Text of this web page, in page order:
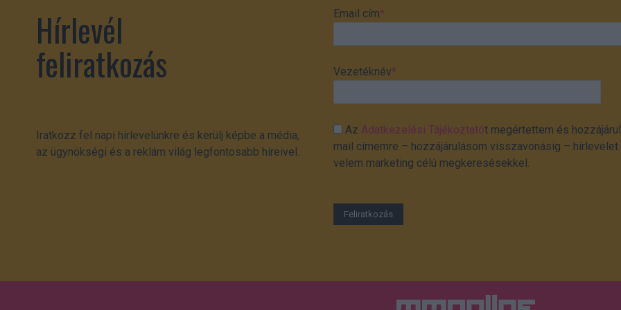
Hírlevél
feliratkozás
Iratkozz fel napi hírlevelünkre és kerülj képbe a média,
az ügynökségi és a reklám világ legfontosabb híreivel.
Email cím*
Vezetéknév*
Az Adatkezelési Tájékoztatót megértettem és
mail címemre – hozzájárulásom visszavonásig –
velem marketing célú megkeresésekkel.